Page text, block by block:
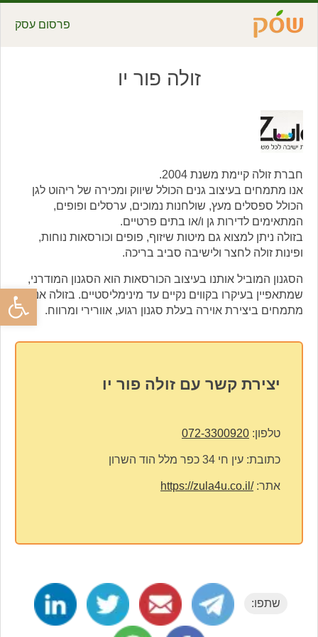
פתח
פרסום עסק
זולה פור יו
חברת זולה קיימת משנת 2004.
אנו מתמחים בעיצוב גנים הכולל שיווק ומכירה של ריהוט לגן
הכולל ספסלים מעץ, שולחנות נמוכים, ערסלים ופופים,
המתאימים לדירות גן ו/או בתים פרטיים.
בזולה ניתן למצוא גם מיטות שיזוף, פופים וכורסאות נוחות,
ופינות זולה לחצר ולישיבה סביב בריכה.
הסגנון המוביל אותנו בעיצוב הכורסאות הוא הסגנון המודרני,
שמתאפיין בעיקרו בקווים נקיים עד מינימליסטיים. בזולה אנו
מתמחים ביצירת אוירה בעלת סגנון רגוע, אוורירי ומרווח.
יצירת קשר עם זולה פור יו
טלפון: 072-3300920
כתובת: עין חי 34 כפר מלל הוד השרון
אתר:https://zula4u.co.il/
שתפו: